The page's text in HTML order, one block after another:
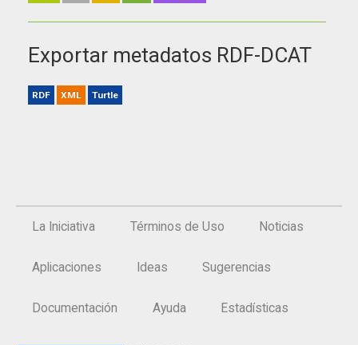
Exportar metadatos RDF-DCAT
RDF XML Turtle
La Iniciativa Términos de Uso Noticias
Aplicaciones Ideas Sugerencias
Documentación Ayuda Estadísticas